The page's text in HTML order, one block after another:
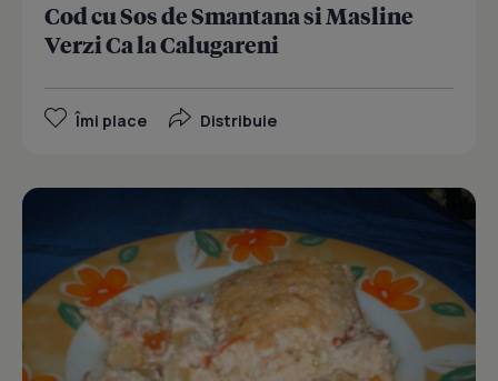
Cod cu Sos de Smantana si Masline
Verzi Ca la Calugareni
Îmi place Distribuie